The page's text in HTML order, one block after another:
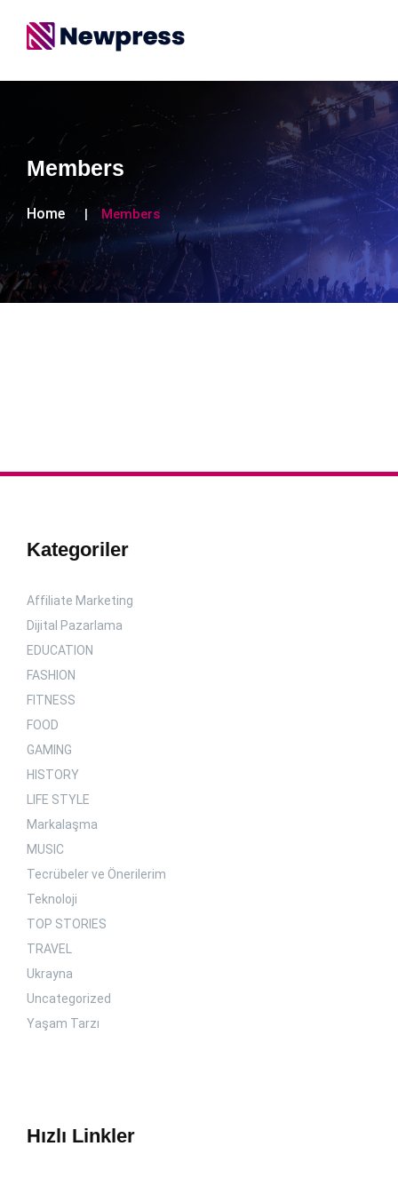
Members
Home Members
Kategoriler
Affiliate Marketing
Dijital Pazarlama
EDUCATION
FASHION
FITNESS
FOOD
GAMING
HISTORY
LIFE STYLE
Markalaşma
MUSIC
Tecrübeler ve Önerilerim
Teknoloji
TOP STORIES
TRAVEL
Ukrayna
Uncategorized
Yaşam Tarzı
Hızlı Linkler